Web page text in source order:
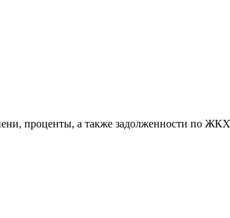
проценты, а также задолженности по